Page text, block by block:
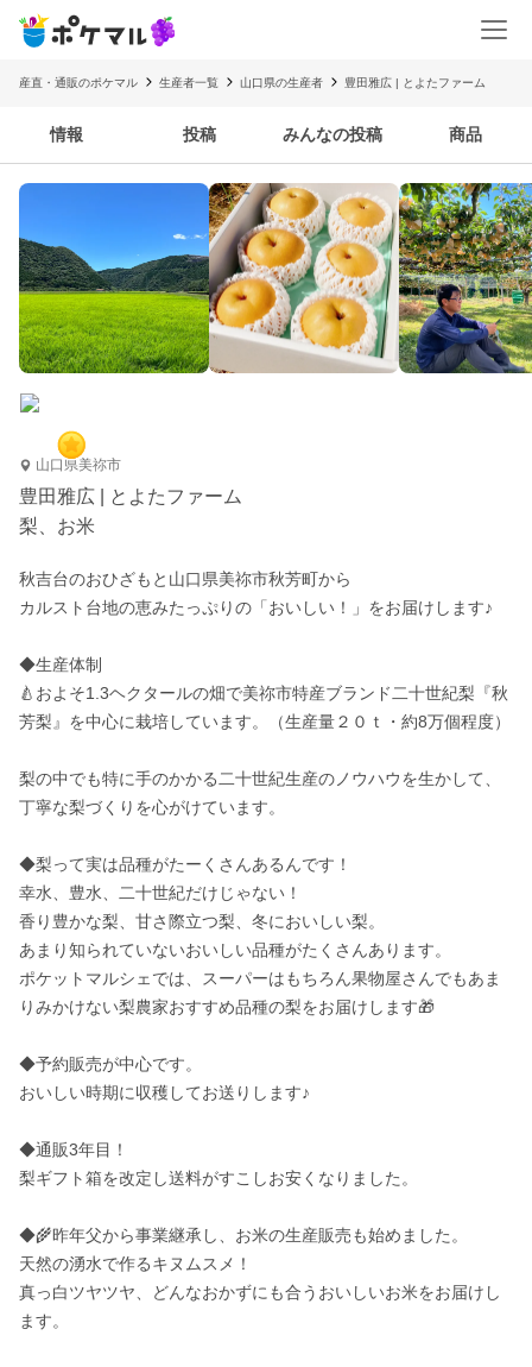
産直・通販のポケマル 生産者一覧 山口県の生産者 豊田雅広 | とよたファーム
情報 投稿 みんなの投稿 商品
山口県美祢市
豊田雅広 | とよたファーム
梨、お米
秋吉台のおひざもと山口県美祢市秋芳町から
カルスト台地の恵みたっぷりの「おいしい！」をお届けします♪
◆生産体制
🍐およそ1.3ヘクタールの畑で美祢市特産ブランド二十世紀梨『秋
芳梨』を中心に栽培しています。（生産量２０ｔ・約8万個程度）
梨の中でも特に手のかかる二十世紀生産のノウハウを生かして、
丁寧な梨づくりを心がけています。
◆梨って実は品種がたーくさんあるんです！
幸水、豊水、二十世紀だけじゃない！
香り豊かな梨、甘さ際立つ梨、冬においしい梨。
あまり知られていないおいしい品種がたくさんあります。
ポケットマルシェでは、スーパーはもちろん果物屋さんでもあま
りみかけない梨農家おすすめ品種の梨をお届けします🎁
◆予約販売が中心です。
おいしい時期に収穫してお送りします♪
◆通販3年目！
梨ギフト箱を改定し送料がすこしお安くなりました。
◆🌾昨年父から事業継承し、お米の生産販売も始めました。
天然の湧水で作るキヌムスメ！
真っ白ツヤツヤ、どんなおかずにも合うおいしいお米をお届けし
ます。